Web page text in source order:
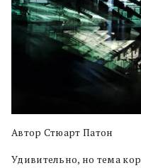
Автор Стюарт Патон
Удивительно, но тема